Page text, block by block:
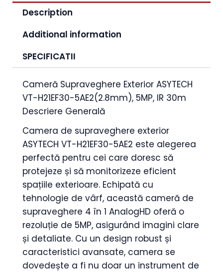
Description
Additional information
SPECIFICATII
Cameră Supraveghere Exterior ASYTECH
VT-H21EF30-5AE2(2.8mm), 5MP, IR 30m
Descriere Generală
Camera de supraveghere exterior
ASYTECH VT-H21EF30-5AE2 este alegerea
perfectă pentru cei care doresc să
protejeze și să monitorizeze eficient
spațiile exterioare. Echipată cu
tehnologie de vârf, această cameră de
supraveghere 4 în 1 AnalogHD oferă o
rezoluție de 5MP, asigurând imagini clare
și detaliate. Cu un design robust și
caracteristici avansate, camera se
dovedește a fi nu doar un instrument de